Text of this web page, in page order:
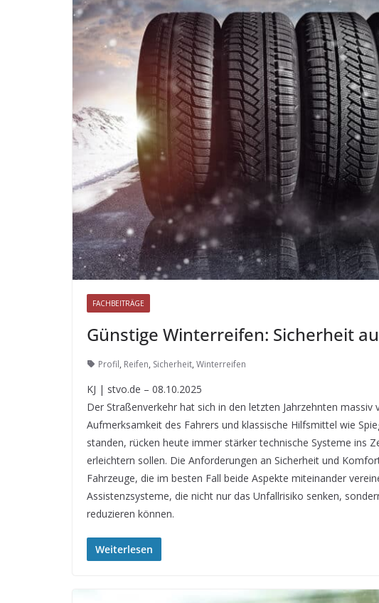
FACHBEITRÄGE
Günstige Winterreifen: Sicherheit
Profil, Reifen, Sicherheit, Winterreifen
KJ | stvo.de – 08.10.2025
Der Straßenverkehr hat sich in den letzten Jahrzehnten
Aufmerksamkeit des Fahrers und klassische Hilfsmittel wie
standen, rücken heute immer stärker technische Systeme ins
erleichtern sollen. Die Anforderungen an Sicherheit und
Fahrzeuge, die im besten Fall beide Aspekte miteinander
Assistenzsysteme, die nicht nur das Unfallrisiko senken,
reduzieren können.
Weiterlesen